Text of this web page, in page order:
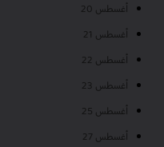
أغسطس 20
أغسطس 21
أغسطس 22
أغسطس 23
أغسطس 25
أغسطس 27